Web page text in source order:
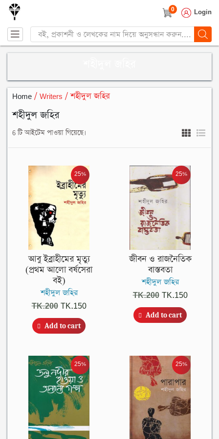
0 Login
Products
search
Home / Writers / শহীদুল জহির
শহীদুল জহির
6 টি আইটেম পাওয়া গিয়েছে।
25%
আবু ইব্রাহীমের মৃত্যু
(প্রথম আলো বর্ষসেরা
বই)
শহীদুল জহির
TK.200 Original
price
was:
TK.150Current
Add to cart
25%
জীবন ও রাজনৈতিক
বাস্তবতা
শহীদুল জহির
TK.200 Original
price
was:
TK.150Current
Add to cart
25% 25%